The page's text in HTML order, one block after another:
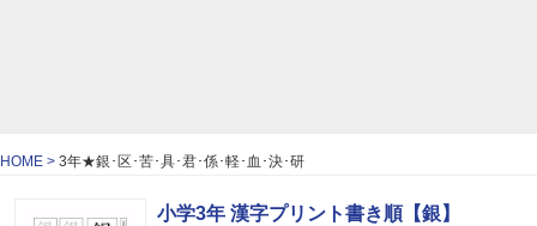
HOME 3年★銀･区･苦･具･君･係･軽･血･決･研
小学3年 漢字プリント書き順【銀】